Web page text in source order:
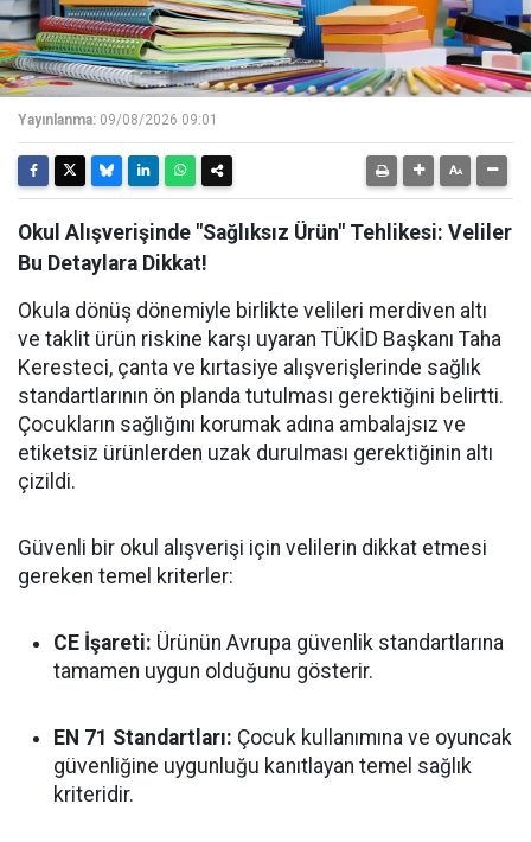
Yayınlanma: 09/08/2026 09:01
Okul Alışverişinde "Sağlıksız Ürün" Tehlikesi: Veliler
Bu Detaylara Dikkat!
Okula dönüş dönemiyle birlikte velileri merdiven altı
ve taklit ürün riskine karşı uyaran TÜKİD Başkanı Taha
Keresteci, çanta ve kırtasiye alışverişlerinde sağlık
standartlarının ön planda tutulması gerektiğini belirtti.
Çocukların sağlığını korumak adına ambalajsız ve
etiketsiz ürünlerden uzak durulması gerektiğinin altı
çizildi.
Güvenli bir okul alışverişi için velilerin dikkat etmesi
gereken temel kriterler:
CE İşareti: Ürünün Avrupa güvenlik standartlarına
tamamen uygun olduğunu gösterir.
EN 71 Standartları: Çocuk kullanımına ve oyuncak
güvenliğine uygunluğu kanıtlayan temel sağlık
kriteridir.